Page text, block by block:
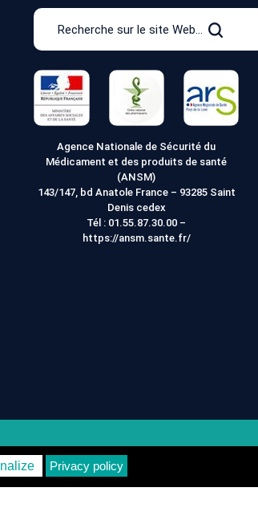
Recherche
le
site
Web
Agence Nationale de Sécurité du
Médicament et des produits de santé
(ANSM)
143/147, bd Anatole France – 93285 Saint
Denis cedex
Tél : 01.55.87.30.00 –
https://ansm.sante.fr/
Privacy policy